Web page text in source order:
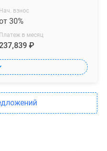
Нач. взнос
30%
Платеж в месяц
₽